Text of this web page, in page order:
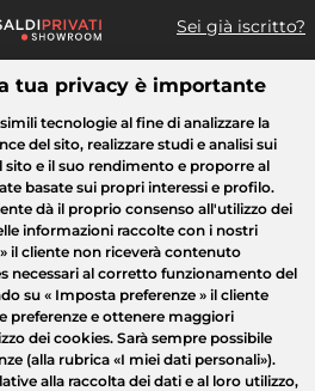
Sei già iscritto?
Casa Bellezza Elettrodomestici
tua privacy è importante
tecnologie al fine di analizzare la
del sito, realizzare studi e analisi sui
e il suo rendimento e proporre al
basate sui propri interessi e profilo.
dà il proprio consenso all'utilizzo dei
informazioni raccolte con i nostri
il cliente non riceverà contenuto
necessari al corretto funzionamento del
su « Imposta preferenze » il cliente
preferenze e ottenere maggiori
dei cookies. Sarà sempre possibile
(alla rubrica «I miei dati personali»).
alla raccolta dei dati e al loro utilizzo,